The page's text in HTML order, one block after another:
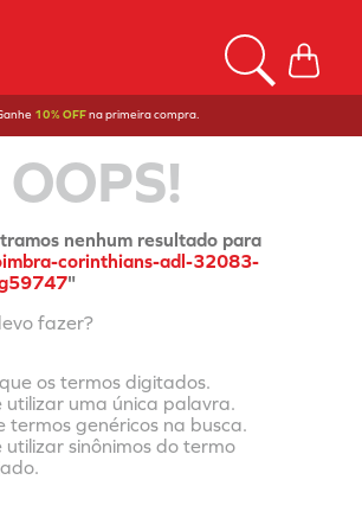
10% OFFna primeira compra.
OOPS!
nenhum resultado para
corinthians-adl-32083-
"
fazer?
os termos digitados.
utilizar uma única palavra.
termos genéricos na busca.
utilizar sinônimos do termo